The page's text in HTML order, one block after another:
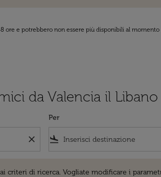
ore e potrebbero non essere più disponibili al
da Valencia il Libano
close
Per
flight_land
criteri di ricerca. Vogliate modificare i